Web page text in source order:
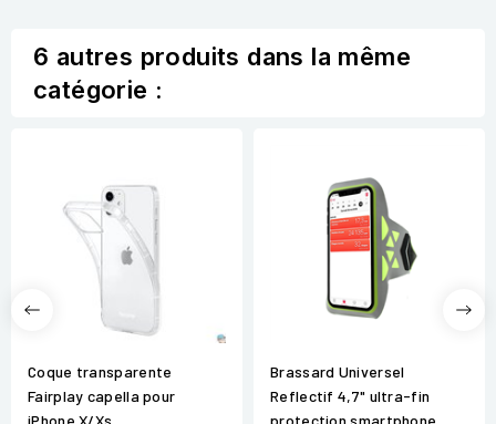
6 autres produits dans la même
catégorie :
Coque transparente
Fairplay capella pour
iPhone X/Xs
Brassard Universel
Reflectif 4,7" ultra-fin
protection smartphone